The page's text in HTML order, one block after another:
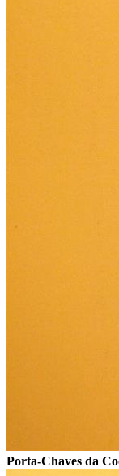
Porta-Chaves da